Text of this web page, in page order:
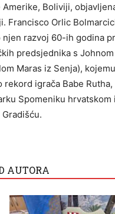
Boliviji,
Francisco Orlic
razvoj 60-ih godina
predsjednika s
Maras iz Senja),
igrača Babe
Spomeniku
AUTORA